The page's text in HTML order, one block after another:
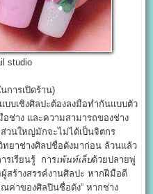
studio
การเปิดร้าน)
บบเชิงศิลปะต้องลงมือทำกันแบบตัว
ช่าง และความสามารถของช่าง
วนใหญ่มักจะไม่ได้เป็นจิตกร
ยาช่างศิลปชื่อดังมาก่อน ล้วนแล้ว
รเรียนรู้ การเพ้นท์เล็บด้วยปลายพู่
สร้างสรรค์งานศิลปะ หากฝีมือดี
ค่าของศิลปินชื่อดัง” หากช่าง